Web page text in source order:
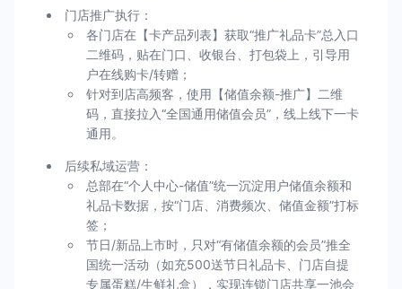
门店推广执行：
各门店在【卡产品列表】获取“推广礼品卡”总入口
二维码，贴在门口、收银台、打包袋上，引导用
户在线购卡/转赠；
针对到店高频客，使用【储值余额-推广】二维
码，直接拉入“全国通用储值会员”，线上线下一卡
通用。
后续私域运营：
总部在“个人中心-储值”统一沉淀用户储值余额和
礼品卡数据，按“门店、消费频次、储值金额”打标
签；
节日/新品上市时，只对“有储值余额的会员”推全
国统一活动（如充500送节日礼品卡、门店自提
专属蛋糕/生鲜礼盒），实现连锁门店共享一池会